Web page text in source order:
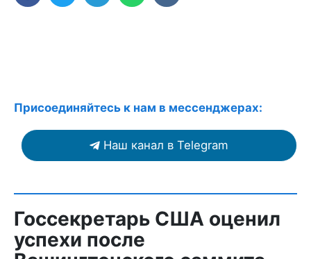
Присоединяйтесь к нам в мессенджерах:
Наш канал в Telegram
Госсекретарь США оценил
успехи после